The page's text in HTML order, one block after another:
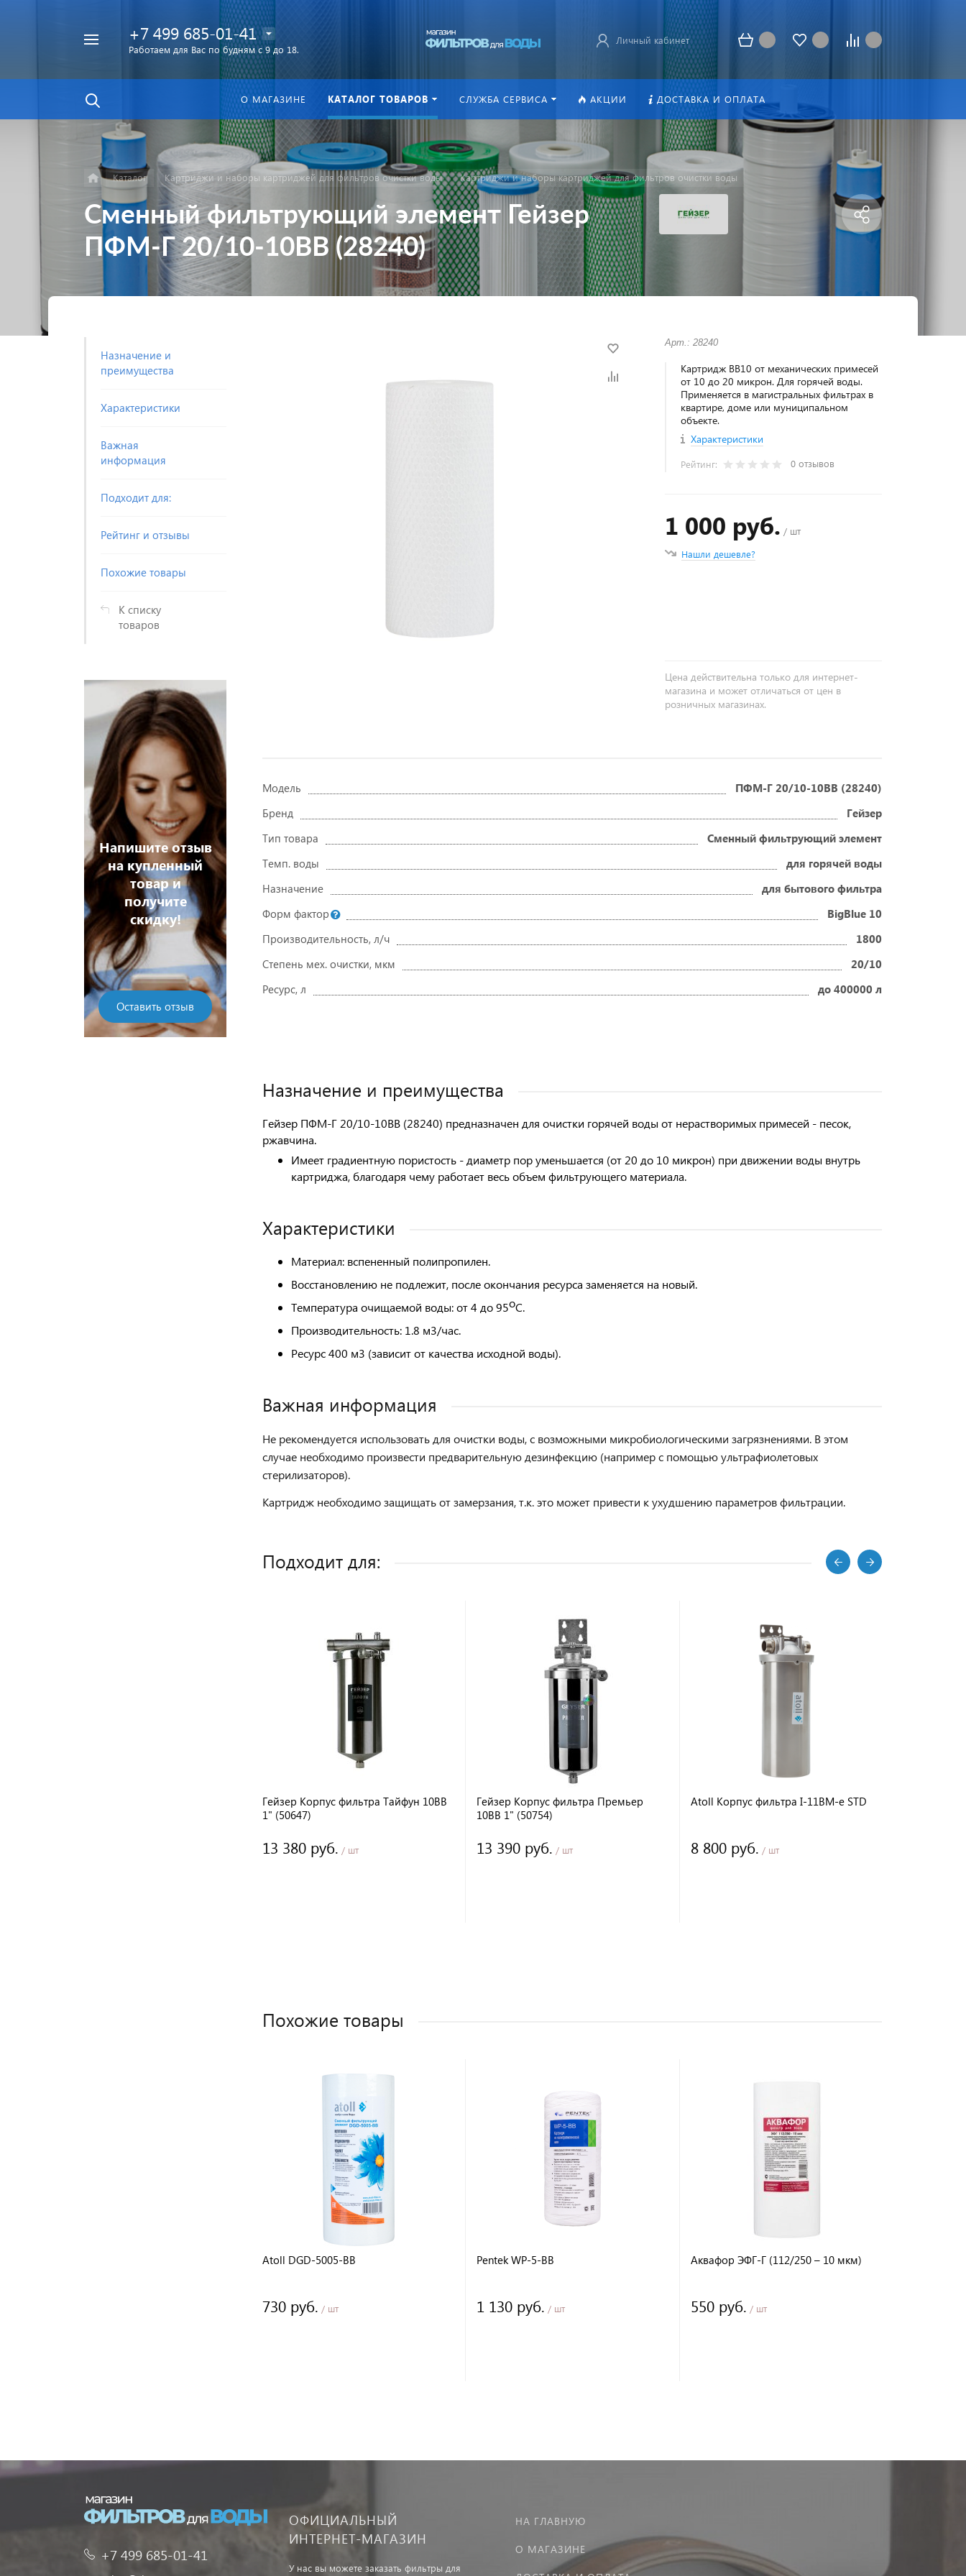
+7 499 685-01-41
Работаем для Вас по будням с 9 до 18.
Личный кабинет
О МАГАЗИНЕ КАТАЛОГ ТОВАРОВ СЛУЖБА СЕРВИСА АКЦИИ ДОСТАВКА И ОПЛАТА
Каталог Картриджи и наборы картриджей для фильтров очистки воды Картриджи и наборы картриджей для фильтров очистки воды
Сменный фильтрующий элемент Гейзер
ПФМ-Г 20/10-10BB (28240)
Назначение и
преимущества
Характеристики
Важная
информация
Подходит для:
Рейтинг и отзывы
Похожие товары
К списку
товаров
Напишите отзыв
на купленный
товар и
получите
скидку!
Оставить отзыв
Арт.: 28240
Картридж BB10 от механических примесей
от 10 до 20 микрон. Для горячей воды.
Применяется в магистральных фильтрах в
квартире, доме или муниципальном
объекте.
Характеристики
Рейтинг: 0 отзывов
1 000 руб. / шт
Нашли дешевле?
Цена действительна только для интернет-
магазина и может отличаться от цен в
розничных магазинах.
Модель
ПФМ-Г 20/10-10BB (28240)
Бренд
Гейзер
Тип товара
Сменный фильтрующий элемент
Темп. воды
для горячей воды
Назначение
для бытового фильтра
Форм фактор
BigBlue 10
Производительность, л/ч
1800
Степень мех. очистки, мкм
20/10
Ресурс, л
до 400000 л
Назначение и преимущества
Гейзер ПФМ-Г 20/10-10BB (28240) предназначен для очистки горячей воды от нерастворимых примесей - песок,
ржавчина.
Имеет градиентную пористость - диаметр пор уменьшается (от 20 до 10 микрон) при движении воды внутрь
картриджа, благодаря чему работает весь объем фильтрующего материала.
Характеристики
Материал: вспененный полипропилен.
Восстановлению не подлежит, после окончания ресурса заменяется на новый.
Температура очищаемой воды:от 4 до 95оС.
Производительность: 1.8 м3/час.
Ресурс400 м3 (зависит от качества исходной воды).
Важная информация
Не рекомендуется использовать для очистки воды, с возможными микробиологическими загрязнениями. В этом
случае необходимо произвести предварительную дезинфекцию (например с помощью ультрафиолетовых
стерилизаторов).
Картридж необходимо защищать от замерзания, т.к. это может привести к ухудшению параметров фильтрации.
Подходит для:
Гейзер Корпус фильтра Тайфун 10BB
1" (50647)
13 380 руб. / шт
Гейзер Корпус фильтра Премьер
10BB 1" (50754)
13 390 руб. / шт
Atoll Корпус фильтра I-11BM-e STD
8 800 руб. / шт
Похожие товары
Atoll DGD-5005-BB
730 руб. / шт
Pentek WP-5-BB
1 130 руб. / шт
Аквафор ЭФГ-Г (112/250 – 10 мкм)
550 руб. / шт
+7 499 685-01-41
ОФИЦИАЛЬНЫЙ
ИНТЕРНЕТ-МАГАЗИН
У нас вы можете заказать фильтры для
НА ГЛАВНУЮ
О МАГАЗИНЕ